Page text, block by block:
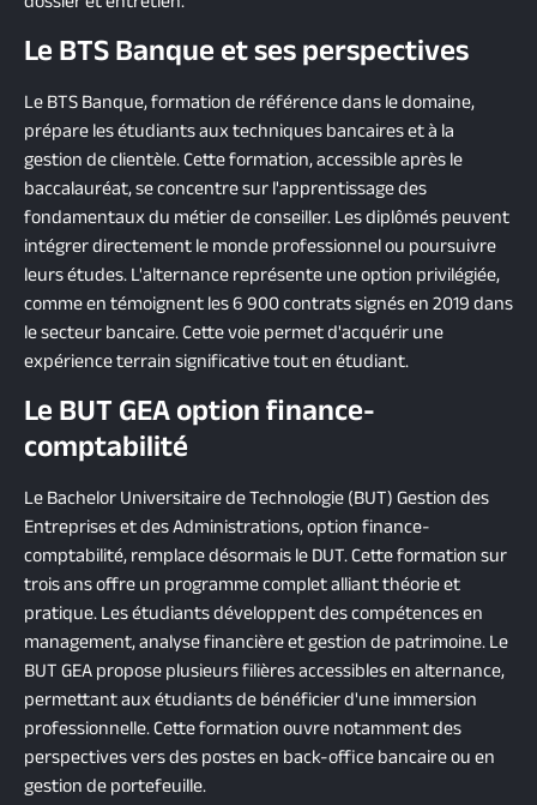
Le BTS Banque et ses perspectives
Le BTS Banque, formation de référence dans le domaine,
prépare les étudiants aux techniques bancaires et à la
gestion de clientèle. Cette formation, accessible après le
baccalauréat, se concentre sur l'apprentissage des
fondamentaux du métier de conseiller. Les diplômés peuvent
intégrer directement le monde professionnel ou poursuivre
leurs études. L'alternance représente une option privilégiée,
comme en témoignent les 6 900 contrats signés en 2019 dans
le secteur bancaire. Cette voie permet d'acquérir une
expérience terrain significative tout en étudiant.
Le BUT GEA option finance-
comptabilité
Le Bachelor Universitaire de Technologie (BUT) Gestion des
Entreprises et des Administrations, option finance-
comptabilité, remplace désormais le DUT. Cette formation sur
trois ans offre un programme complet alliant théorie et
pratique. Les étudiants développent des compétences en
management, analyse financière et gestion de patrimoine. Le
BUT GEA propose plusieurs filières accessibles en alternance,
permettant aux étudiants de bénéficier d'une immersion
professionnelle. Cette formation ouvre notamment des
perspectives vers des postes en back-office bancaire ou en
gestion de portefeuille.